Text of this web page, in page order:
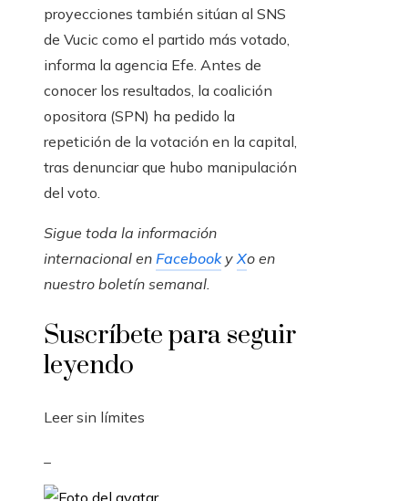
proyecciones también sitúan al SNS
de Vucic como el partido más votado,
informa la agencia Efe. Antes de
conocer los resultados, la coalición
opositora (SPN) ha pedido la
repetición de la votación en la capital,
tras denunciar que hubo manipulación
del voto.
Sigue toda la información
internacional en FacebookyXo en
nuestro boletín semanal.
Suscríbete para seguir
leyendo
Leer sin límites